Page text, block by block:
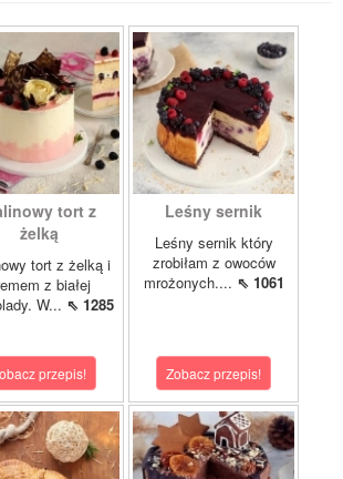
tort z
żelką
tort z żelką i
z białej
W... ⇖ 1285
przepis!
Leśny sernik
Leśny sernik który
zrobiłam z owoców
mrożonych.... ⇖ 1061
Zobacz przepis!